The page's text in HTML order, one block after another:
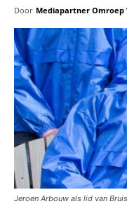
Door Mediapartner Omroep
Jeroen Arbouw als lid van